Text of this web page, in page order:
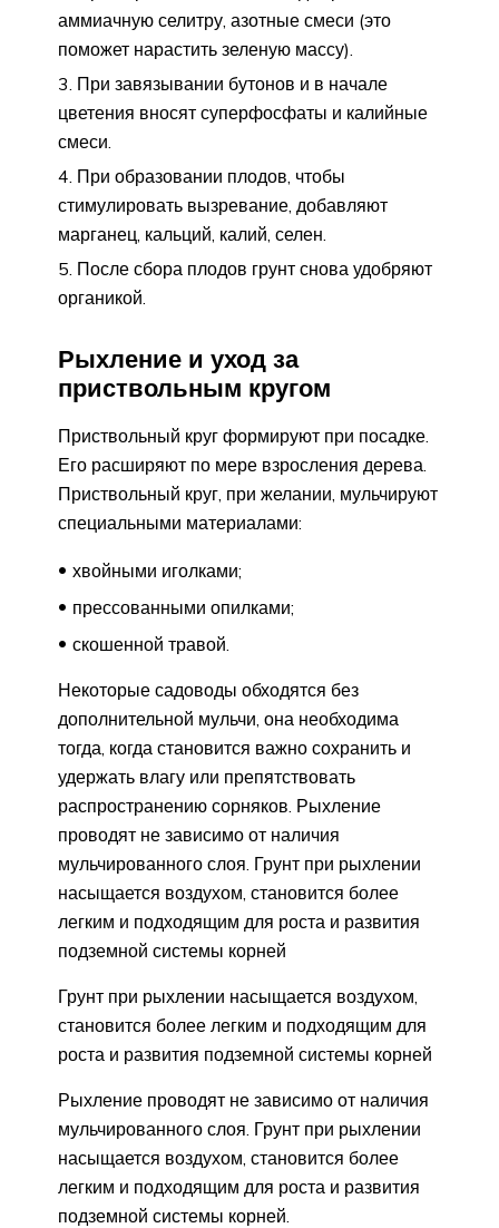
аммиачную селитру, азотные смеси (это
поможет нарастить зеленую массу).
При завязывании бутонов и в начале
цветения вносят суперфосфаты и калийные
смеси.
При образовании плодов, чтобы
стимулировать вызревание, добавляют
марганец, кальций, калий, селен.
После сбора плодов грунт снова удобряют
органикой.
Рыхление и уход за
приствольным кругом
Приствольный круг формируют при посадке.
Его расширяют по мере взросления дерева.
Приствольный круг, при желании, мульчируют
специальными материалами:
хвойными иголками;
прессованными опилками;
скошенной травой.
Некоторые садоводы обходятся без
дополнительной мульчи, она необходима
тогда, когда становится важно сохранить и
удержать влагу или препятствовать
распространению сорняков. Рыхление
проводят не зависимо от наличия
мульчированного слоя. Грунт при рыхлении
насыщается воздухом, становится более
легким и подходящим для роста и развития
подземной системы корней
Грунт при рыхлении насыщается воздухом,
становится более легким и подходящим для
роста и развития подземной системы корней
Рыхление проводят не зависимо от наличия
мульчированного слоя. Грунт при рыхлении
насыщается воздухом, становится более
легким и подходящим для роста и развития
подземной системы корней.